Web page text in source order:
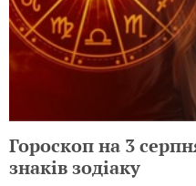
Гороскоп на 3
знаків зодіаку